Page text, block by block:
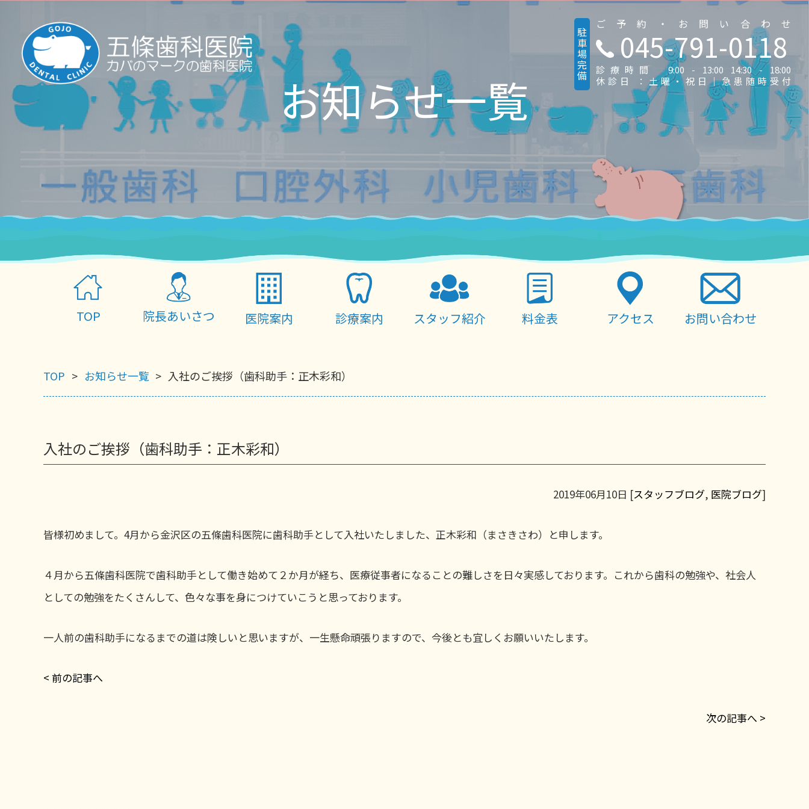
駐車場完備
ご予約・お問い合わせ
045-791-0118
診療時間 9:00 - 13:00 14:30 - 18:00
休診日 ：土曜・祝日｜急患随時受付
お知らせ一覧
TOP 院長あいさつ 医院案内 診療案内 スタッフ紹介 料金表 アクセス お問い合わせ
TOP お知らせ一覧 入社のご挨拶（歯科助手：正木彩和）
入社のご挨拶（歯科助手：正木彩和）
2019年06月10日 [スタッフブログ, 医院ブログ]
皆様初めまして。4月から金沢区の五條歯科医院に歯科助手として入社いたしました、正木彩和（まさきさわ）と申します。
４月から五條歯科医院で歯科助手として働き始めて２か月が経ち、医療従事者になることの難しさを日々実感しております。これから歯科の勉強や、社会人
としての勉強をたくさんして、色々な事を身につけていこうと思っております。
一人前の歯科助手になるまでの道は険しいと思いますが、一生懸命頑張りますので、今後とも宜しくお願いいたします。
< 前の記事へ
次の記事へ >